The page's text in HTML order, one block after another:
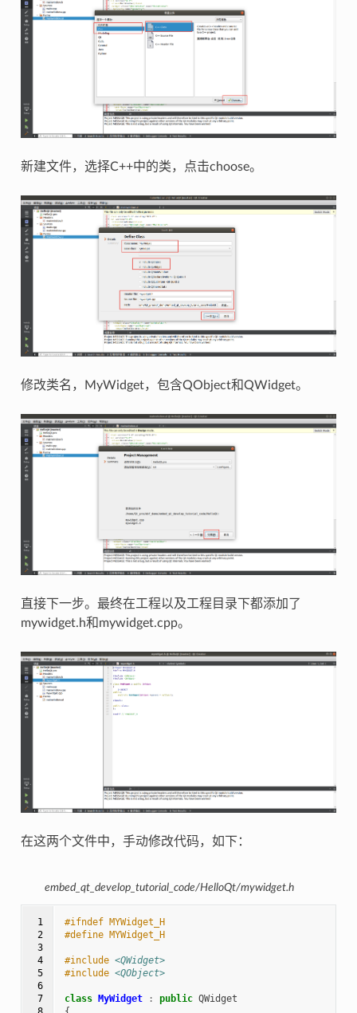
新建文件，选择C++中的类，点击choose。
修改类名，MyWidget，包含QObject和QWidget。
直接下一步。最终在工程以及工程目录下都添加了
mywidget.h和mywidget.cpp。
在这两个文件中，手动修改代码，如下：
embed_qt_develop_tutorial_code/HelloQt/mywidget.h
1
2
3
4
5
6
7
#ifndef MYWidget_H
#define MYWidget_H
#include <QWidget>
#include <QObject>
class MyWidget : public QWidget